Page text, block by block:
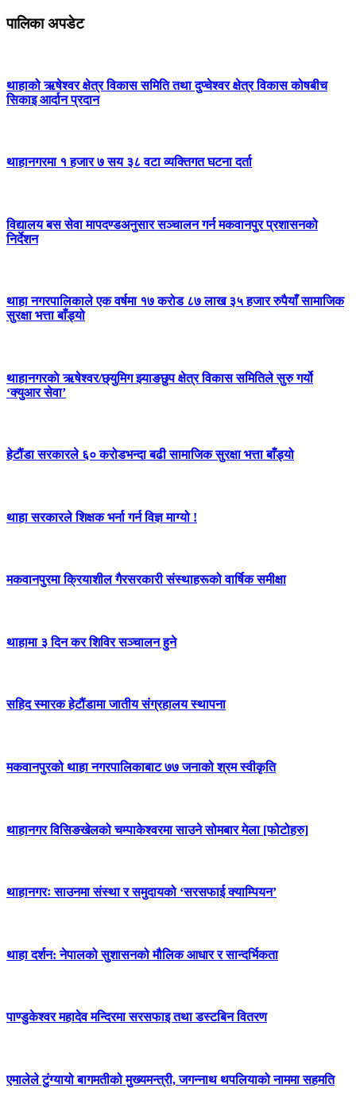
पालिका अपडेट
थाहाको ऋषेश्वर क्षेत्र विकास समिति तथा दुप्चेश्वर क्षेत्र विकास कोषबीच
सिकाइ आर्दान प्रदान
थाहानगरमा १ हजार ७ सय ३८ वटा व्यक्तिगत घटना दर्ता
विद्यालय बस सेवा मापदण्डअनुसार सञ्चालन गर्न मकवानपुर प्रशासनको
निर्देशन
थाहा नगरपालिकाले एक वर्षमा १७ करोड ८७ लाख ३५ हजार रुपैयाँ सामाजिक
सुरक्षा भत्ता बाँड्यो
थाहानगरकाे ऋषेश्वर/छ्युमिग झ्याङछुप क्षेत्र विकास समितिले सुरु गर्यो
‘क्युआर सेवा’
हेटौंडा सरकारले ६० करोडभन्दा बढी सामाजिक सुरक्षा भत्ता बाँड्यो
थाहा सरकारले शिक्षक भर्ना गर्न विज्ञ माग्यो !
मकवानपुरमा क्रियाशील गैरसरकारी संस्थाहरूको वार्षिक समीक्षा
थाहामा ३ दिन कर शिविर सञ्चालन हुने
सहिद स्मारक हेटौंडामा जातीय संग्रहालय स्थापना
मकवानपुरको थाहा नगरपालिकाबाट ७७ जनाको श्रम स्वीकृति
थाहानगर विसिङखेलको चम्पाकेश्वरमा साउने सोमबार मेला [फोटोहरु]
थाहानगरः साउनमा संस्था र समुदायको ‘सरसफाई क्याम्पियन’
थाहा दर्शन: नेपालको सुशासनको मौलिक आधार र सान्दर्भिकता
पाण्डुकेश्वर महादेव मन्दिरमा सरसफाइ तथा डस्टबिन वितरण
एमालेले टुंग्यायो बागमतीको मुख्यमन्त्री, जगन्नाथ थपलियाको नाममा सहमति